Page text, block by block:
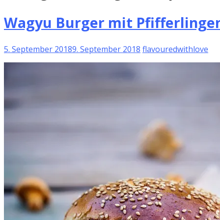
Wagyu Burger mit
5. September 20189. September 2018 flavouredwithlove